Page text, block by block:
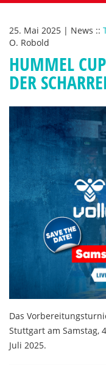
25. Mai 2025 | News ::
O. Robold
HUMMEL
DER
Das
Stuttgart am Samstag,
Juli 2025.